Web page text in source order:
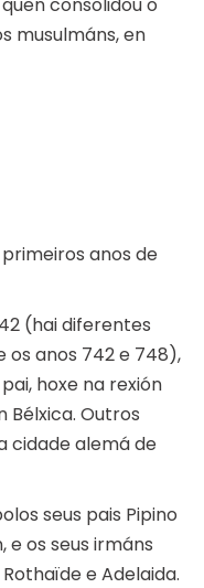
consolidou o
musulmáns, en
anos de
(hai diferentes
anos 742 e 748),
hoxe na rexión
Bélxica. Outros
cidade alemá de
seus pais Pipino
e os seus irmáns
e Adelaida.